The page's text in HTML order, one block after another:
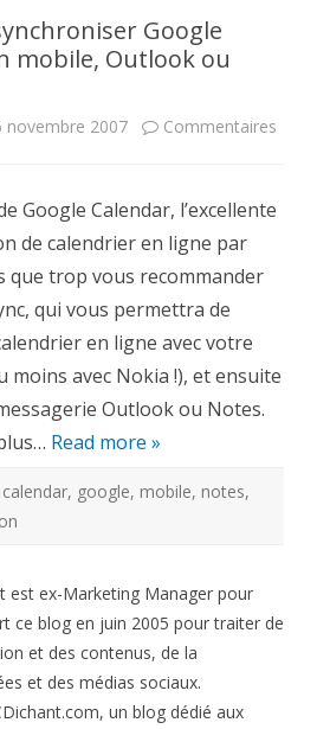
Google
mobile, Outlook ou
novembre 2007 Commentaires
Google Calendar, l’excellente
de calendrier en ligne par
que trop vous recommander
qui vous permettra de
en ligne avec votre
moins avec Nokia !), et ensuite
Outlook ou Notes.
Read more »
calendar, google, mobile, notes,
est ex-Marketing Manager pour
ce blog en juin 2005 pour traiter de
et des contenus, de la
et des médias sociaux.
un blog dédié aux